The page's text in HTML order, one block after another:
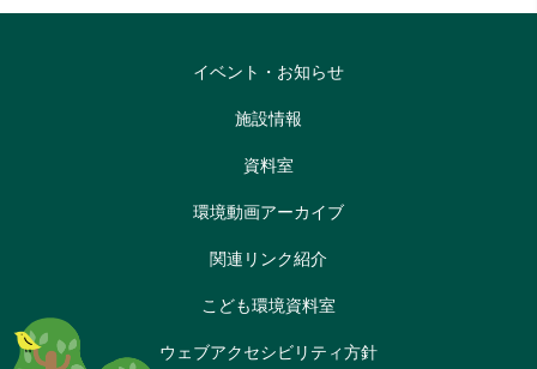
イベント・お知らせ
施設情報
資料室
環境動画アーカイブ
関連リンク紹介
こども環境資料室
ウェブアクセシビリティ方針